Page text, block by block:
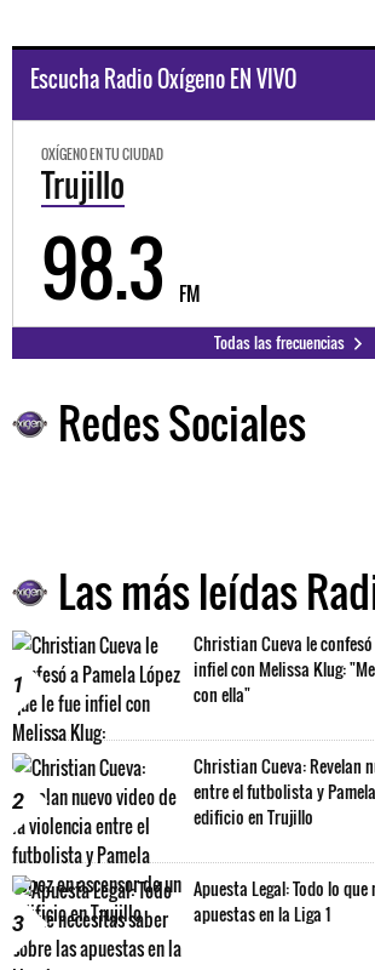
Escucha Radio Oxígeno EN VIVO
OXÍGENO EN TU CIUDAD
Trujillo
98.3 FM
Todas las frecuencias
Redes Sociales
Las más leídas
1
Christian Cueva le
infiel con Melissa Klug:
con ella"
2
Christian Cueva: Revelan
entre el futbolista y
edificio en Trujillo
3
Apuesta Legal: Todo lo
apuestas en la Liga 1